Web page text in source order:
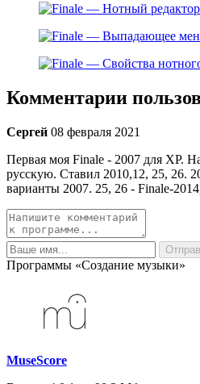
Комментарии
Сергей 08 февраля 2021
Первая моя Finale - 2007 для ХР.
русскую. Ставил 2010,12, 25, 26.
варианты 2007. 25, 26 - Finale-
Программы «Создание музыки»
MuseScore